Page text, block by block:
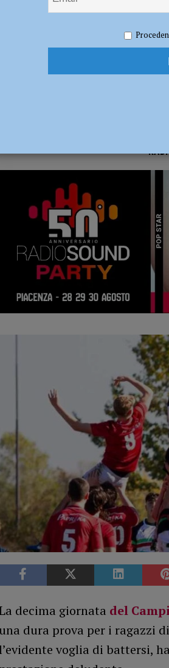
Tagliaferri (FdI): “Verificare subito la
decima giornata del
una dura prova per i ragazzi
voglia di battersi,